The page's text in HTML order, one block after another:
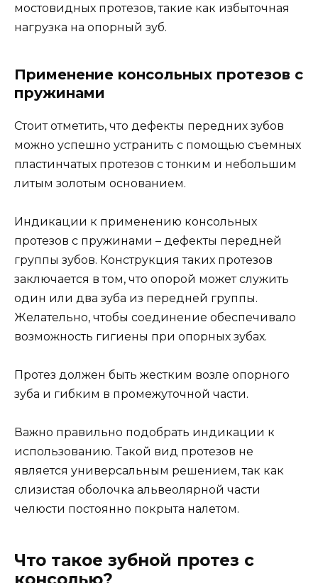
мостовидных протезов, такие как избыточная
нагрузка на опорный зуб.
Применение консольных протезов с
пружинами
Стоит отметить, что дефекты передних зубов
можно успешно устранить с помощью съемных
пластинчатых протезов с тонким и небольшим
литым золотым основанием.
Индикации к применению консольных
протезов с пружинами – дефекты передней
группы зубов. Конструкция таких протезов
заключается в том, что опорой может служить
один или два зуба из передней группы.
Желательно, чтобы соединение обеспечивало
возможность гигиены при опорных зубах.
Протез должен быть жестким возле опорного
зуба и гибким в промежуточной части.
Важно правильно подобрать индикации к
использованию. Такой вид протезов не
является универсальным решением, так как
слизистая оболочка альвеолярной части
челюсти постоянно покрыта налетом.
Что такое зубной протез с